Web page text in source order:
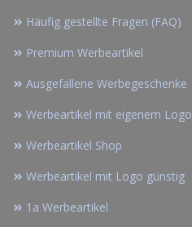
Häufig gestellte Fragen (FAQ)
Premium Werbeartikel
Ausgefallene Werbegeschenke
Werbeartikel mit eigenem Logo
Werbeartikel Shop
Werbeartikel mit Logo günstig
1a Werbeartikel